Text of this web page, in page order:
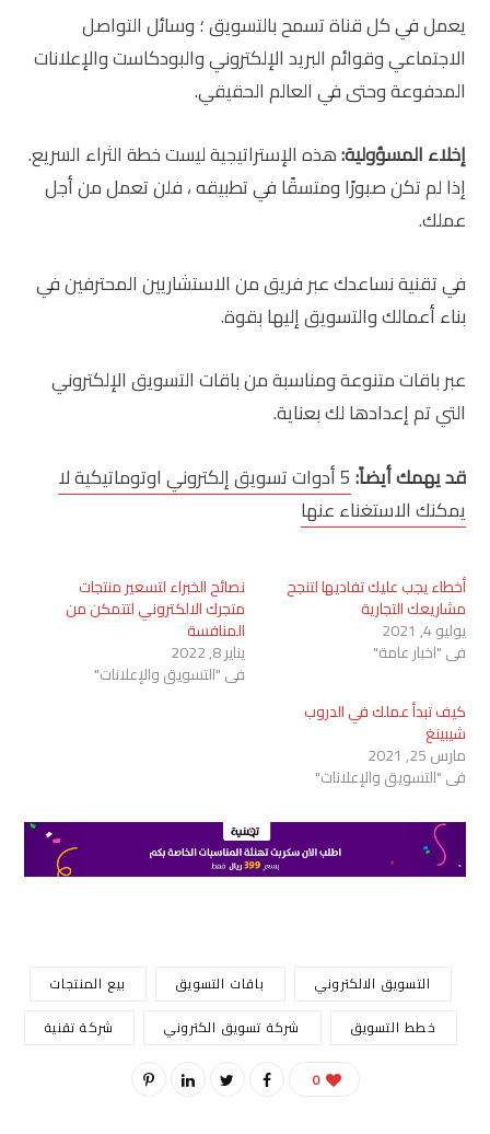
يعمل في كل قناة تسمح بالتسويق ؛ وسائل التواصل
الاجتماعي وقوائم البريد الإلكتروني والبودكاست والإعلانات
المدفوعة وحتى في العالم الحقيقي.
إخلاء المسؤولية:هذه الإستراتيجية ليست خطة الثراء السريع.
إذا لم تكن صبورًا ومتسقًا في تطبيقه ، فلن تعمل من أجل
عملك.
في تقنية نساعدك عبر فريق من الاستشاريين المحترفين في
بناء أعمالك والتسويق إليها بقوة.
عبر باقات متنوعة ومناسبة من باقات التسويق الإلكتروني
التي تم إعدادها لك بعناية.
قد يهمك أيضاً: 5 أدوات تسويق إلكتروني اوتوماتيكية لا
يمكنك الاستغناء عنها
أخطاء يجب عليك تفاديها لتنجح
مشاريعك التجارية
يوليو 4, 2021
في "اخبار عامة"
نصائح الخبراء لتسعير منتجات
متجرك الالكتروني لتتمكن من
المنافسة
يناير 8, 2022
في "التسويق والإعلانات"
كيف تبدأ عملك في الدروب
شيبينغ
مارس 25, 2021
في "التسويق والإعلانات"
التسويق الالكتروني باقات التسويق
بيع المنتجات
خطط التسويق
شركة تسويق الكتروني شركة تقنية
0